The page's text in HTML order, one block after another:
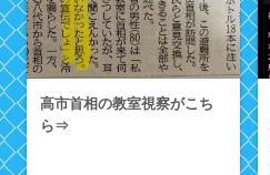
高市首相の教室視察がこち
ら⇒